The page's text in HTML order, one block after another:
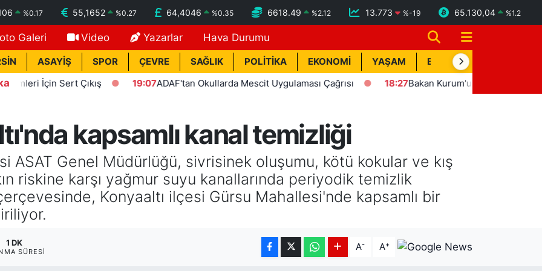
%0.17 55,1652 %0.27 64,4046 %0.35 6618.49 %2.12 13.773 %-19 65.130,04 %1.2
Galeri Video Yazarlar Hava Durumu
ASAYİŞ SPOR ÇEVRE SAĞLIK POLİTİKA EKONOMİ YAŞAM BİK İLAN
İçin Sert Çıkış 19:07 ADAF'tan Okullarda Mescit Uygulaması Çağrısı 18:27 Bakan Kurum'un katılımıyla Hatay'da
kapsamlı kanal temizliği
ASAT Genel Müdürlüğü, sivrisinek oluşumu, kötü kokular ve kış
riskine karşı yağmur suyu kanallarında periyodik temizlik
Konyaaltı ilçesi Gürsu Mahallesi'nde kapsamlı bir
1 DK
SÜRESI A- A+